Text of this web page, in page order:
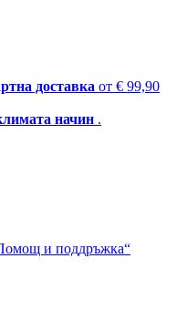
доставка от € 99,90
начин .
и поддръжка“